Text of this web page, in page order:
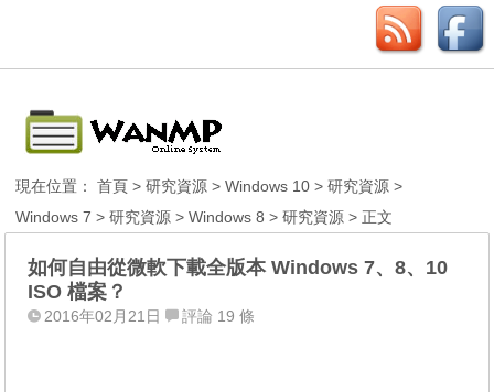
現在位置：首頁 >研究資源 >Windows 10 >研究資源 >
Windows 7 >研究資源 >Windows 8 >研究資源 > 正文
如何自由從微軟下載全版本 Windows 7、8、10
ISO 檔案？
2016年02月21日 評論 19 條